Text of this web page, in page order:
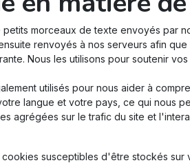
morceaux de texte envoyés par
renvoyés à nos serveurs afin
Nous les utilisons pour soutenir
utilisés pour nous aider à
langue et votre pays, ce qui nous
agrégées sur le trafic du site et
susceptibles d'être stockés sur